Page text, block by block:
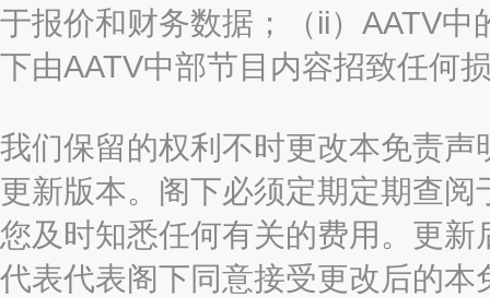
于报价和财务数据；（ii）AATV
下由AATV中部节目内容招致任何
我们保留的权利不时更改本免责
更新版本。阁下必须定期定期查
您及时知悉任何有关的费用。更
代表代表阁下同意接受更改后的本